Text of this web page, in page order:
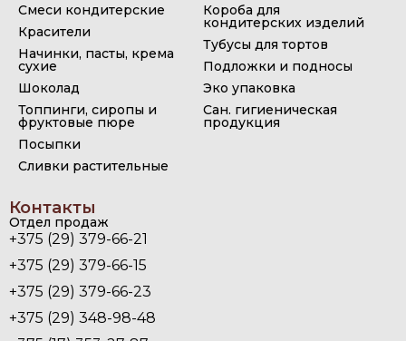
Смеси кондитерские
Красители
Начинки, пасты, крема
сухие
Шоколад
Топпинги, сиропы и
фруктовые пюре
Посыпки
Сливки растительные
Короба для
кондитерских изделий
Тубусы для тортов
Подложки и подносы
Эко упаковка
Сан. гигиеническая
продукция
Контакты
Отдел продаж
+375 (29) 379-66-21
+375 (29) 379-66-15
+375 (29) 379-66-23
+375 (29) 348-98-48